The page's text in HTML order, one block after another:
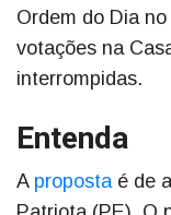
Ordem do Dia
votações na
interrompidas.
Entenda
A propostaé de